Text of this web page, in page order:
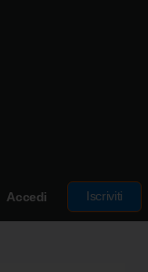
Accedi Iscriviti